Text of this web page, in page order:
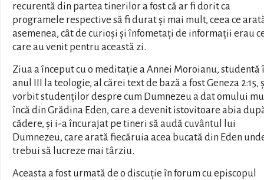
recurentă din partea tinerilor a fost că ar fi dorit ca
programele respective să fi durat și mai mult, ceea ce
asemenea, cât de curioși și înfometați de informații erau
care au venit pentru această zi.
Ziua a început cu o meditație a Annei Moroianu, studentă
anul III la teologie, al cărei text de bază a fost Geneza 2:15,
vorbit studenților despre cum Dumnezeu a dat omului
încă din Grădina Eden, care a devenit istovitoare abia
cădere, și i-a încurajat pe tineri să audă cuvântul lui
Dumnezeu, care arată fiecăruia acea bucată din Eden
trebui să lucreze mai târziu.
Aceasta a fost urmată de o discuție în forum cu episcopul